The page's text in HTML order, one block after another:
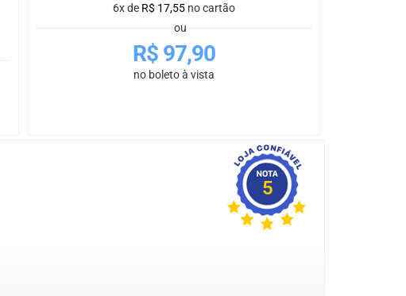
6x de R$ 17,55 no cartão
ou
R$ 97,90
no boleto à vista
5